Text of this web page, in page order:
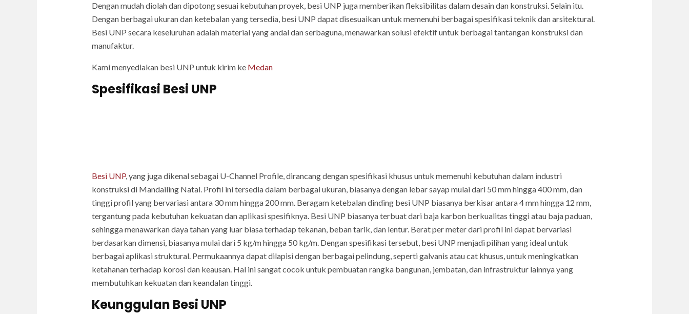
Dengan mudah diolah dan dipotong sesuai kebutuhan proyek, besi UNP juga memberikan fleksibilitas dalam desain dan konstruksi. Selain itu.
Dengan berbagai ukuran dan ketebalan yang tersedia, besi UNP dapat disesuaikan untuk memenuhi berbagai spesifikasi teknik dan arsitektural.
Besi UNP secara keseluruhan adalah material yang andal dan serbaguna, menawarkan solusi efektif untuk berbagai tantangan konstruksi dan
manufaktur.
Kami menyediakan besi UNP untuk kirim ke Medan
Spesifikasi Besi UNP
Besi UNP, yang juga dikenal sebagai U-Channel Profile, dirancang dengan spesifikasi khusus untuk memenuhi kebutuhan dalam industri
konstruksi di Mandailing Natal. Profil ini tersedia dalam berbagai ukuran, biasanya dengan lebar sayap mulai dari 50 mm hingga 400 mm, dan
tinggi profil yang bervariasi antara 30 mm hingga 200 mm. Beragam ketebalan dinding besi UNP biasanya berkisar antara 4 mm hingga 12 mm,
tergantung pada kebutuhan kekuatan dan aplikasi spesifiknya. Besi UNP biasanya terbuat dari baja karbon berkualitas tinggi atau baja paduan,
sehingga menawarkan daya tahan yang luar biasa terhadap tekanan, beban tarik, dan lentur. Berat per meter dari profil ini dapat bervariasi
berdasarkan dimensi, biasanya mulai dari 5 kg/m hingga 50 kg/m. Dengan spesifikasi tersebut, besi UNP menjadi pilihan yang ideal untuk
berbagai aplikasi struktural. Permukaannya dapat dilapisi dengan berbagai pelindung, seperti galvanis atau cat khusus, untuk meningkatkan
ketahanan terhadap korosi dan keausan. Hal ini sangat cocok untuk pembuatan rangka bangunan, jembatan, dan infrastruktur lainnya yang
membutuhkan kekuatan dan keandalan tinggi.
Keunggulan Besi UNP